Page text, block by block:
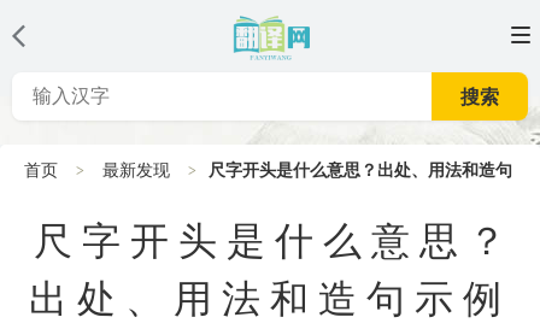
搜索
首页 最新发现 尺字开头是什么意思？出处、用法和造句
示例尺字开头是什么意思？
出处、用法和造句示例